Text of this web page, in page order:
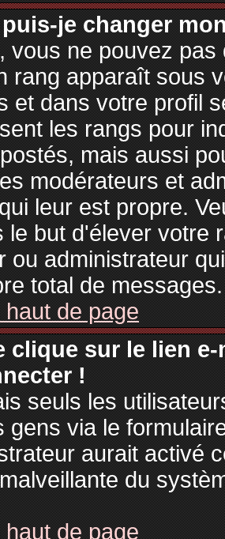
je changer
vous ne pouvez
rang apparaît sous
et dans votre profil
les rangs pour
mais aussi
modérateurs et
leur est propre.
le but d'élever votre
ou administrateur
total de messages.
de page
clique sur le lien
!
seuls les
gens via le
aurait activé
du
de page